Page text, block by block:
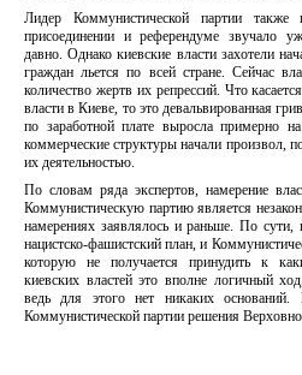
Лидер Коммунистической партии также
присоединении и референдуме звучало
давно. Однако киевские власти захотели
граждан льется по всей стране. Сейчас
количество жертв их репрессий. Что
власти в Киеве, то это девальвированная
по заработной плате выросла примерно
коммерческие структуры начали произвол,
их деятельностью.
По словам ряда экспертов, намерение
Коммунистическую партию является
намерениях заявлялось и раньше. По сути,
нацистско-фашистский план, и
которую не получается принудить к
киевских властей это вполне логичный
ведь для этого нет никаких
Коммунистической партии решения